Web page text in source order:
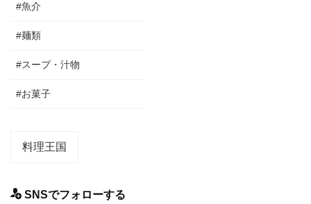
#魚介
#麺類
#スープ・汁物
#お菓子
料理王国
SNSでフォローする